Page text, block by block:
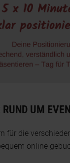
UM
für die
online